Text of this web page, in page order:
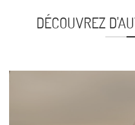
DÉCOUVREZ